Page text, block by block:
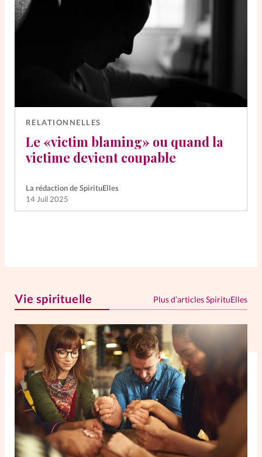
RELATIONNELLES
Le «victim blaming» ou quand la
victime devient coupable
La rédaction de SpirituElles
14 Juil 2025
Vie spirituelle Plus d’articles SpirituElles